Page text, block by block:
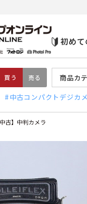
初めて
買う 売る 商品カ
中古コンパクトデジカメ
中古】中判カメラ